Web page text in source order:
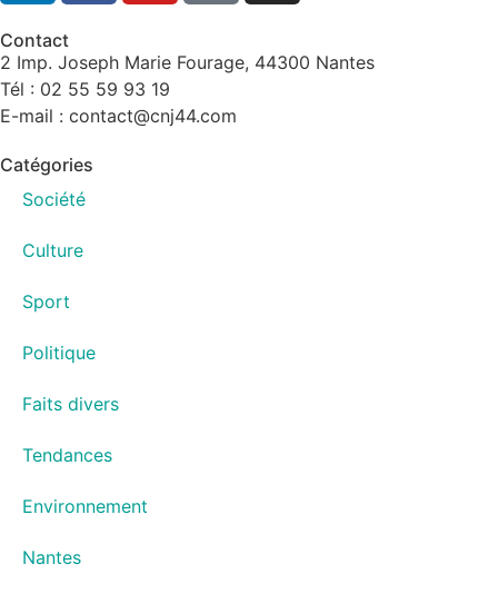
Contact
2 Imp. Joseph Marie Fourage, 44300 Nantes
Tél : 02 55 59 93 19
E-mail : contact@cnj44.com
Catégories
Société
Culture
Sport
Politique
Faits divers
Tendances
Environnement
Nantes